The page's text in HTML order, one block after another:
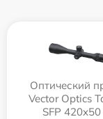
Оптический
Vector Optics
SFP